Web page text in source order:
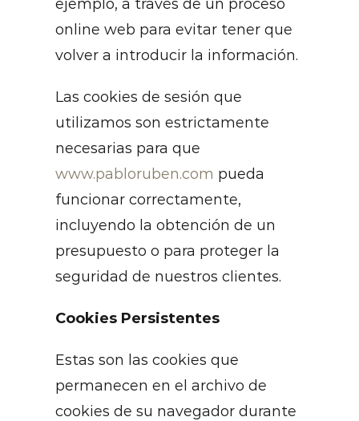
ejemplo, a través de un proceso
online web para evitar tener que
volver a introducir la información.
Las cookies de sesión que
utilizamos son estrictamente
necesarias para que
www.pabloruben.com pueda
funcionar correctamente,
incluyendo la obtención de un
presupuesto o para proteger la
seguridad de nuestros clientes.
Cookies Persistentes
Estas son las cookies que
permanecen en el archivo de
cookies de su navegador durante